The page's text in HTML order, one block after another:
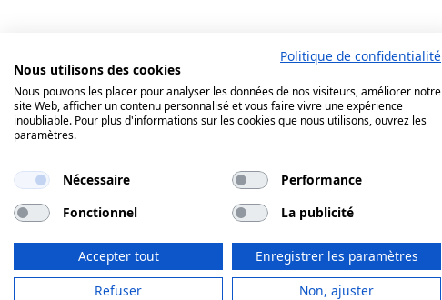
Politique de confidentialité
Nous utilisons des cookies
Nous pouvons les placer pour analyser les données de nos visiteurs, améliorer notre
site Web, afficher un contenu personnalisé et vous faire vivre une expérience
inoubliable. Pour plus d'informations sur les cookies que nous utilisons, ouvrez les
paramètres.
Nécessaire
Performance
Fonctionnel
La publicité
Accepter tout
Enregistrer les paramètres
Refuser
Non, ajuster